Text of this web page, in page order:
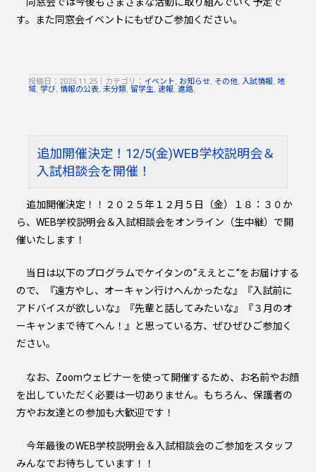
同窓会では今後もさまざまな活動に取り組んでいく予定で
す。また同窓会イベントにもぜひご参加ください。
投稿日：2025.11.25 カテゴリ： イベント, お知らせ, その他, 入試情報, 地
域, 学び, 情報の公表, 未分類, 留学生, 速報, 進路,
追加開催決定！12/5(金)WEB学校説明会＆
入試相談会を開催！
追加開催決定！！２０２５年１２月５日（金）１８：３０か
ら、WEB学校説明会＆入試相談会をオンライン（生中継）で開
催いたします！
当日は以下のプログラムでケイタンの“ええとこ”をお届けする
ので、『遠方やし、オーキャン行けへんかったな』『入試前に
アドバイスが欲しいな』『先輩と話してみたいな』『３月のオ
ーキャンまで待てへん！』と思っている方、ぜひぜひご参加く
ださい。
なお、Zoomウェビナーを使って開催するため、お名前やお顔
を出していただく必要は一切ありません。もちろん、保護者の
方やお友達との参加も大歓迎です！
今年最後のWEB学校説明会＆入試相談会のご参加をスタッフ
みんなでお待ちしています！！